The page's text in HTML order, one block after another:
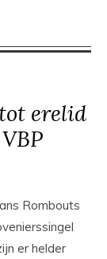
erelid
Rombouts
er helder